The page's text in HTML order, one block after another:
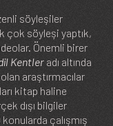
söyleşiler
çok söyleşi yaptık,
Önemli birer
Kentler adı altında
araştırmacılar
kitap haline
dışı bilgiler
çalışmış